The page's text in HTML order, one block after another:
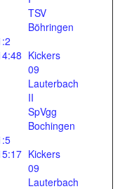
TSV
Böhringen
Kickers
09
Lauterbach
II
SpVgg
Bochingen
Kickers
09
Lauterbach